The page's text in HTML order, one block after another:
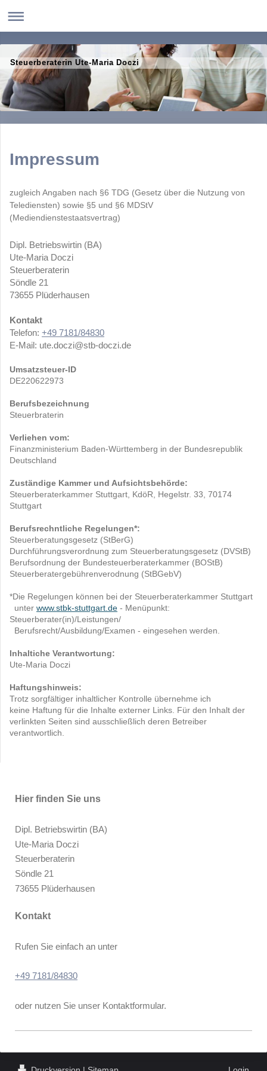
Steuerberaterin Ute-Maria Doczi
Impressum
zugleich Angaben nach §6 TDG (Gesetz über die Nutzung von
Telediensten) sowie §5 und §6 MDStV
(Mediendienstestaatsvertrag)
Dipl. Betriebswirtin (BA)
Ute-Maria Doczi
Steuerberaterin
Söndle 21
73655 Plüderhausen
Kontakt
Telefon: +49 7181/84830
E-Mail: ute.doczi@stb-doczi.de
Umsatzsteuer-ID
DE220622973
Berufsbezeichnung
Steuerbraterin
Verliehen vom:
Finanzministerium Baden-Württemberg in der Bundesrepublik
Deutschland
Zuständige Kammer und Aufsichtsbehörde:
Steuerberaterkammer Stuttgart, KdöR, Hegelstr. 33, 70174
Stuttgart
Berufsrechntliche Regelungen*:
Steuerberatungsgesetz (StBerG)
Durchführungsverordnung zum Steuerberatungsgesetz (DVStB)
Berufsordnung der Bundesteuerberaterkammer (BOStB)
Steuerberatergebührenverodnung (StBGebV)
*Die Regelungen können bei der Steuerberaterkammer Stuttgart
unter www.stbk-stuttgart.de - Menüpunkt:
Steuerberater(in)/Leistungen/
Berufsrecht/Ausbildung/Examen - eingesehen werden.
Inhaltiche Verantwortung:
Ute-Maria Doczi
Haftungshinweis:
Trotz sorgfältiger inhaltlicher Kontrolle übernehme ich
keine Haftung für die Inhalte externer Links. Für den Inhalt der
verlinkten Seiten sind ausschließlich deren Betreiber
verantwortlich.
Hier finden Sie uns
Dipl. Betriebswirtin (BA)
Ute-Maria Doczi
Steuerberaterin
Söndle 21
73655 Plüderhausen
Kontakt
Rufen Sie einfach an unter
+49 7181/84830
oder nutzen Sie unser Kontaktformular.